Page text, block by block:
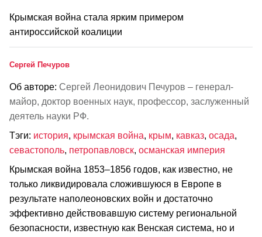
Крымская война стала ярким примером
антироссийской коалиции
Сергей Печуров
Об авторе: Сергей Леонидович Печуров – генерал-
майор, доктор военных наук, профессор, заслуженный
деятель науки РФ.
Тэги: история, крымская война, крым, кавказ, осада,
севастополь, петропавловск, османская империя
Крымская война 1853–1856 годов, как известно, не
только ликвидировала сложившуюся в Европе в
результате наполеоновских войн и достаточно
эффективно действовавшую систему региональной
безопасности, известную как Венская система, но и